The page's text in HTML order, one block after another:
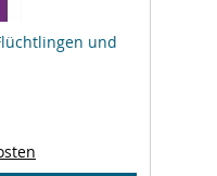
und